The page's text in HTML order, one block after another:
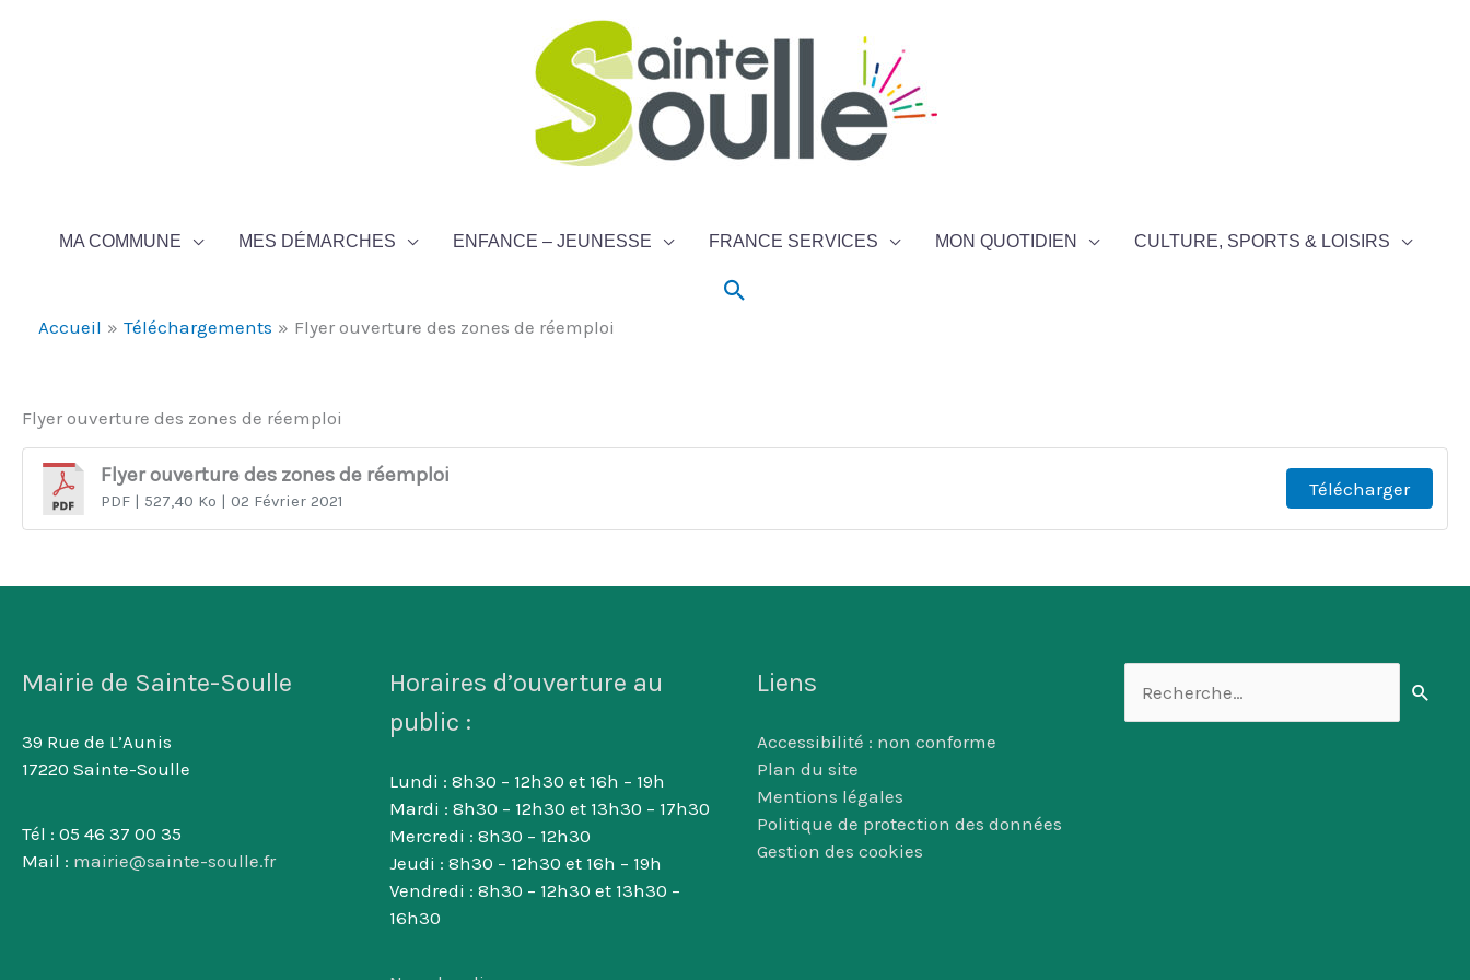
MA COMMUNE MES DÉMARCHES ENFANCE – JEUNESSE FRANCE SERVICES MON QUOTIDIEN CULTURE, SPORTS & LOISIRS
Rechercher
Accueil Téléchargements Flyer ouverture des zones de réemploi
Flyer ouverture des zones de réemploi
Flyer ouverture des zones de réemploi
PDF| 527,40 Ko | 02 Février 2021
Télécharger
Mairie de Sainte-Soulle
39 Rue de L’Aunis
17220 Sainte-Soulle
Tél : 05 46 37 00 35
Mail : mairie@sainte-soulle.fr
Horaires d’ouverture au
public :
Lundi : 8h30 – 12h30 et 16h – 19h
Mardi : 8h30 – 12h30 et 13h30 – 17h30
Mercredi : 8h30 – 12h30
Jeudi : 8h30 – 12h30 et 16h – 19h
Vendredi : 8h30 – 12h30 et 13h30 –
16h30
Liens
Accessibilité : non conforme
Plan du site
Mentions légales
Politique de protection des données
Gestion des cookies